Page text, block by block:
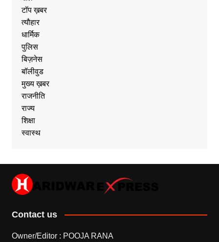
टॉप ख़बर
त्यौहार
धार्मिक
पुलिस
बिज़नेस
बॉलीवुड
मुख्य ख़बर
राजनीति
राज्य
शिक्षा
स्वास्थ
Contact us
Owner/Editor : POOJA RANA